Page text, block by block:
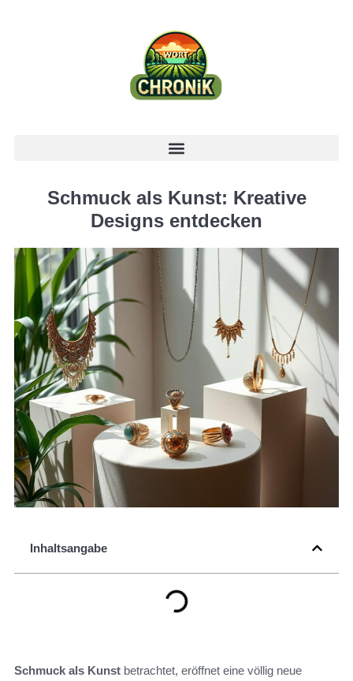
Schmuck als Kunst: Kreative
Designs entdecken
Inhaltsangabe
Schmuck als Kunst betrachtet, eröffnet eine völlig neue